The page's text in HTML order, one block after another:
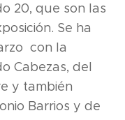
20, que son las
Se ha
con la
Cabezas, del
y también
Barrios y de